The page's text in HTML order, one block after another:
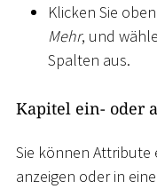
Klicken Sie
Mehr, und
Spalten aus.
Kapitel ein- oder
Sie können Attribute
anzeigen oder in